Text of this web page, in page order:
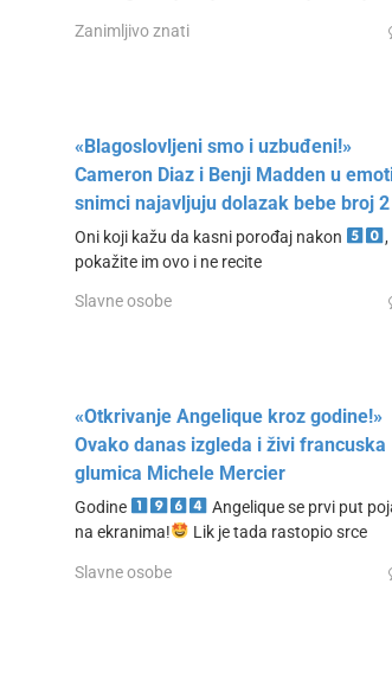
Zanimljivo znati
«Blagoslovljeni smo i uzbuđeni!»
Cameron Diaz i Benji Madden u
snimci najavljuju dolazak bebe broj 2
Oni koji kažu da kasni porođaj nakon
,
pokažite im ovo i ne recite
Slavne osobe
«Otkrivanje Angelique kroz godine!»
Ovako danas izgleda i živi francuska
glumica Michele Mercier
Godine
Angelique se prvi put
na ekranima!
Lik je tada rastopio srce
Slavne osobe